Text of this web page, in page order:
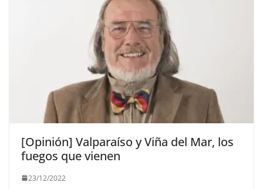
[Opinión] Valparaíso y Viña del Mar, los
fuegos que vienen
23/12/2022